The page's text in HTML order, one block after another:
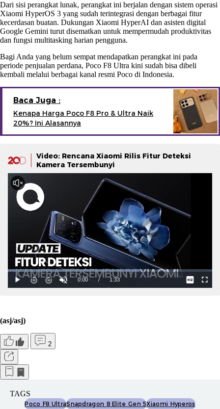
Dari sisi perangkat lunak, perangkat ini berjalan dengan sistem operasi
Xiaomi HyperOS 3 yang sudah terintegrasi dengan berbagai fitur
kecerdasan buatan. Dukungan Xiaomi HyperAI dan asisten digital
Google Gemini turut disematkan untuk mempermudah produktivitas
dan fungsi multitasking harian pengguna.
Bagi Anda yang belum sempat mendapatkan perangkat ini pada
periode penjualan perdana, Poco F8 Ultra kini sudah bisa dibeli
kembali melalui berbagai kanal resmi Poco di Indonesia.
Baca Juga :
Kenapa Harga Poco F8 Pro & Ultra Naik
20%? Ini Alasannya
Video: Rencana Xiaomi Rilis Fitur Deteksi
Kamera Tersembunyi
(asj/asj)
2
TAGS
Poco F8 UltraSnapdragon 8 Elite Gen 5Xiaomi Hyperos